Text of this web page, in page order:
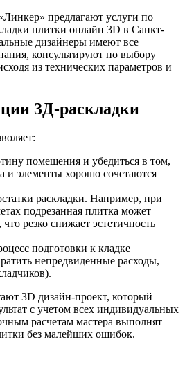
предлагают услуги по
плитки онлайн 3D в Санкт-
дизайнеры имеют все
консультируют по выбору
из технических параметров и
3Д-раскладки
помещения и убедиться в том,
и элементы хорошо сочетаются
раскладки. Например, при
подрезанная плитка может
резко снижает эстетичность
подготовки к кладке
непредвиденные расходы,
3D дизайн-проект, который
с учетом всех индивидуальных
расчетам мастера выполнят
без малейших ошибок.